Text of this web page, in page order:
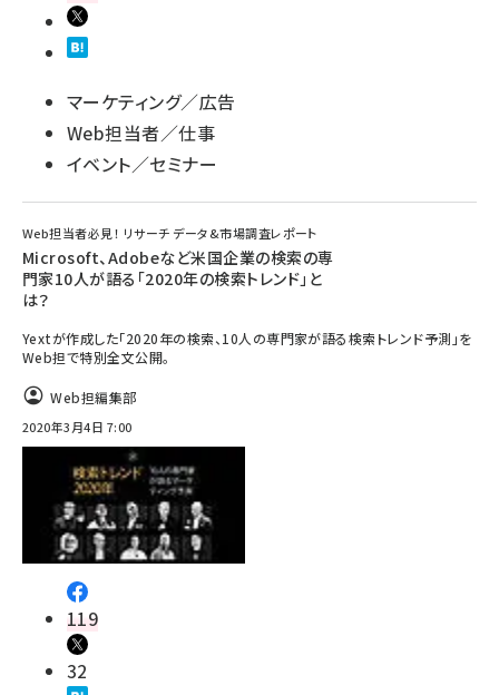
マーケティング／広告
Web担当者／仕事
イベント／セミナー
Web担当者必見！ リサーチ データ&市場調査レポート
Microsoft、Adobeなど米国企業の検索の専
門家10人が語る「2020年の検索トレンド」と
は？
Yextが作成した「2020年の検索、10人の専門家が語る検索トレンド予測」を
Web担で特別全文公開。
Web担編集部
2020年3月4日 7:00
119
32